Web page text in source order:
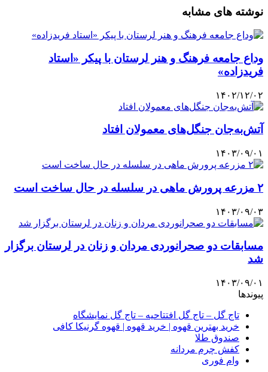
نوشته های مشابه
وداع جامعه فرهنگ و هنر لرستان با پیکر «استاد
فریدزاده»
۱۴۰۲/۱۲/۰۲
آتش‌به‌جان جنگل‌های معمولان افتاد
۱۴۰۳/۰۹/۰۱
۲ مزرعه پرورش ماهی در سلسله در حال ساخت است
۱۴۰۳/۰۹/۰۳
مسابقات دو صحرانوردی مردان و زنان در لرستان برگزار
شد
۱۴۰۳/۰۹/۰۱
پیوندها
تاج گل – تاج گل افتتاحیه – تاج گل نمایشگاه
خرید بهترین قهوه | خرید قهوه | قهوه گرنیکا کافی
صندوق طلا
کفش چرم مردانه
وام فوری